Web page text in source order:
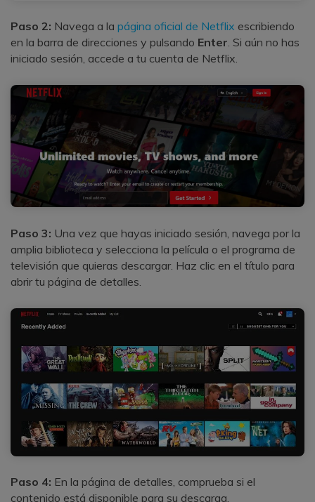
Paso 2: Navega a la página oficial de Netflix escribiendo
en la barra de direcciones y pulsando Enter. Si aún no has
iniciado sesión, accede a tu cuenta de Netflix.
Paso 3: Una vez que hayas iniciado sesión, navega por la
amplia biblioteca y selecciona la película o el programa de
televisión que quieras descargar. Haz clic en el título para
abrir tu página de detalles.
Paso 4: En la página de detalles, comprueba si el
contenido está disponible para su descarga.